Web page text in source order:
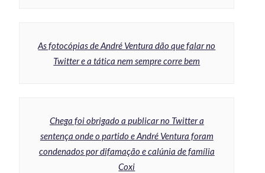
As fotocópias de André Ventura dão que falar no
Twitter e a tática nem sempre corre bem
Chega foi obrigado a publicar no Twitter a
sentença onde o partido e André Ventura foram
condenados por difamação e calúnia de família
Coxi